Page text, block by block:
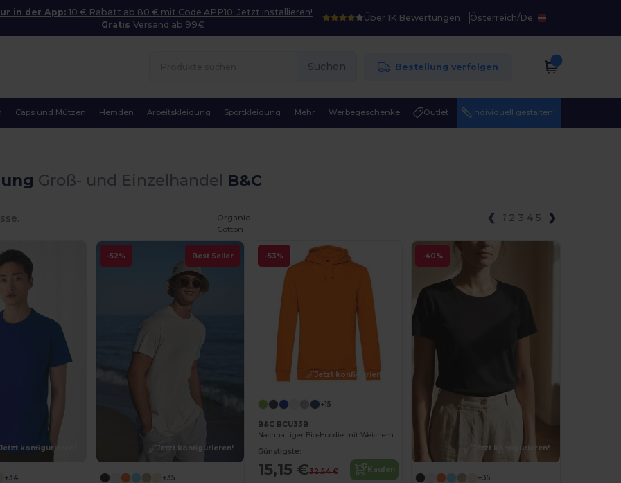
in der App: 10 € Rabatt ab 80 € mit Code APP10. Jetzt installieren!
Gratis Versand ab 99€
Über 1K Bewertungen Österreich/De
Suchen Bestellung verfolgen
Caps und Mützen Hemden Arbeitskleidung Sportkleidung Mehr Werbegeschenke Outlet Individuell gestalten!
Groß- und Einzelhandel B&C
1 2 3 4 5
konfigurieren!
+34
-52% Best Seller
Jetzt konfigurieren!
+35
-53%
Organic
Cotton
Jetzt konfigurieren!
+15
B&C BCU33B
Nachhaltiger Bio-Hoodie mit Weichem Tragekomfort
Günstigste:
15,15 €32,54 € Kaufen
-40%
Jetzt konfigurieren!
+35